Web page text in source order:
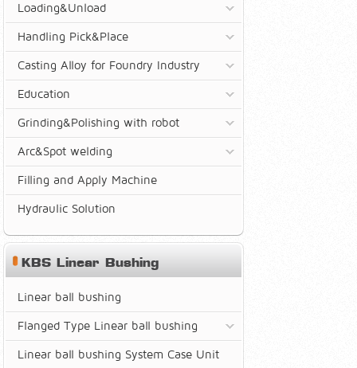
Loading&Unload
Handling Pick&Place
Casting Alloy for Foundry Industry
Education
Grinding&Polishing with robot
Arc&Spot welding
Filling and Apply Machine
Hydraulic Solution
KBS Linear Bushing
Linear ball bushing
Flanged Type Linear ball bushing
Linear ball bushing System Case Unit